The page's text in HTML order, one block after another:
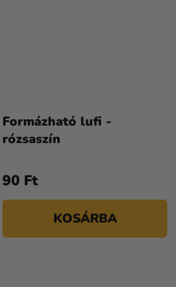
Formázható lufi -
rózsaszín
90 Ft
KOSÁRBA